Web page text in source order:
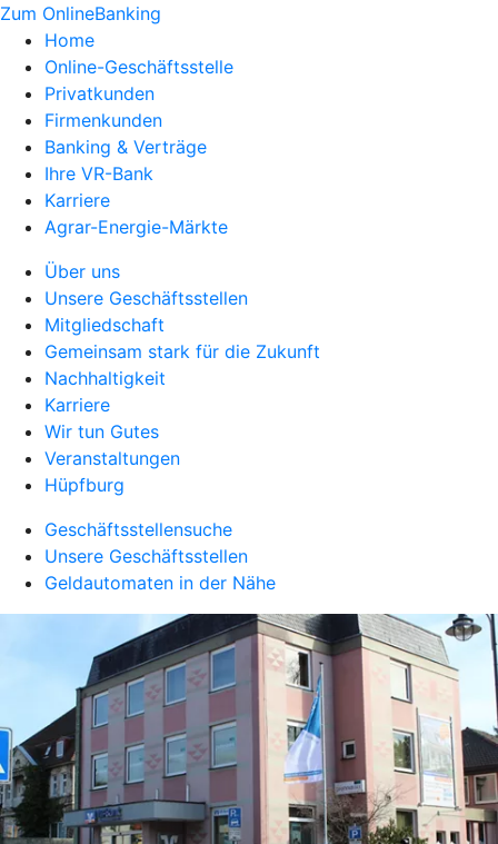
Zum OnlineBanking
Home
Online-Geschäftsstelle
Privatkunden
Firmenkunden
Banking & Verträge
Ihre VR-Bank
Karriere
Agrar-Energie-Märkte
Über uns
Unsere Geschäftsstellen
Mitgliedschaft
Gemeinsam stark für die Zukunft
Nachhaltigkeit
Karriere
Wir tun Gutes
Veranstaltungen
Hüpfburg
Geschäftsstellensuche
Unsere Geschäftsstellen
Geldautomaten in der Nähe